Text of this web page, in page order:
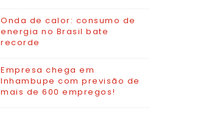
Onda de calor: consumo de
energia no Brasil bate
recorde
Empresa chega em
Inhambupe com previsão de
mais de 600 empregos!